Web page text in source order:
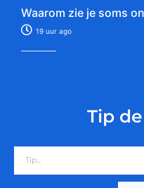
Waarom zie je soms
19 uur ago
Tip